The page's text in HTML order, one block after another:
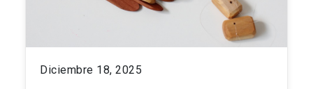
Diciembre 18, 2025